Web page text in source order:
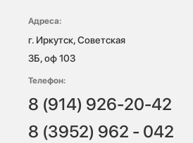
Адреса:
г. Иркутск, Советская
3Б, оф 103
Телефон:
8 (914) 926-20-42
8 (3952) 962 - 042